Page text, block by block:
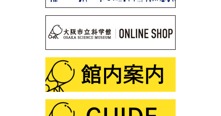
第107回 プラネタリウム解説デビュー裏話
第106回 サイエンスショー「ふしぎな形にだまされる
第105回 「化学と宮沢賢治」
第104回 プラネタリウム「星空オールナイト」